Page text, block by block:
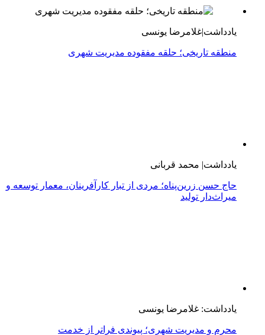
یادداشت|غلامرضا یونسی
منطقه تاریخی؛ حلقه مفقوده مدیریت شهری
یادداشت| محمد قربانی
حاج حسن زرین‌پناه؛ مردی از تبار کارآفرینان، معمار توسعه و
میراث‌دار تولید
یادداشت: غلامرضا یونسی
محرم و مدیریت شهری؛ پیوندی فراتر از خدمت